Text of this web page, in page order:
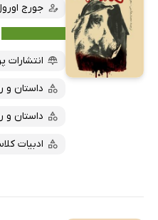
جورج
انتشارات پر
داستان و
داستان و
ادبیات